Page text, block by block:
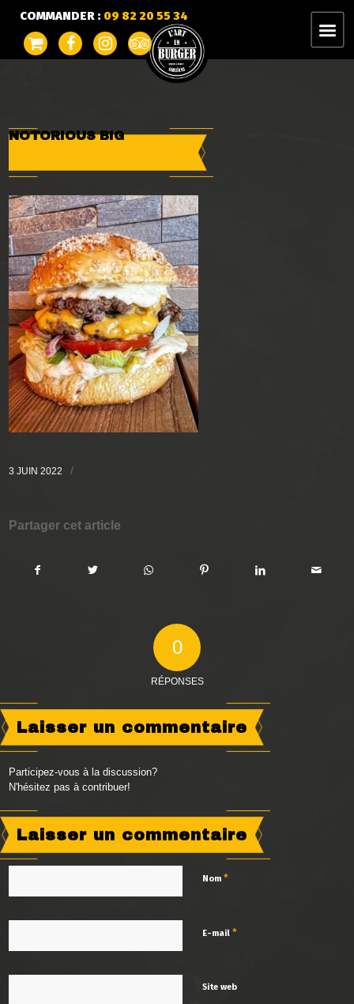
COMMANDER : 09 82 20 55 34
NOTORIOUS BIG
3 JUIN 2022 /
Partager cet article
0
RÉPONSES
Laisser un commentaire
Participez-vous à la discussion?
N'hésitez pas à contribuer!
Laisser un commentaire
Nom*
E-mail*
Site web